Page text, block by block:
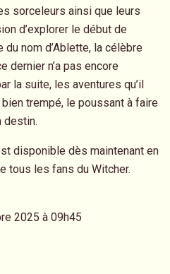
sorceleurs ainsi que leurs
d’explorer le début de
nom d’Ablette, la célèbre
dernier n’a pas encore
la suite, les aventures qu’il
trempé, le poussant à faire
destin.
disponible dès maintenant en
tous les fans du Witcher.
2025 à 09h45